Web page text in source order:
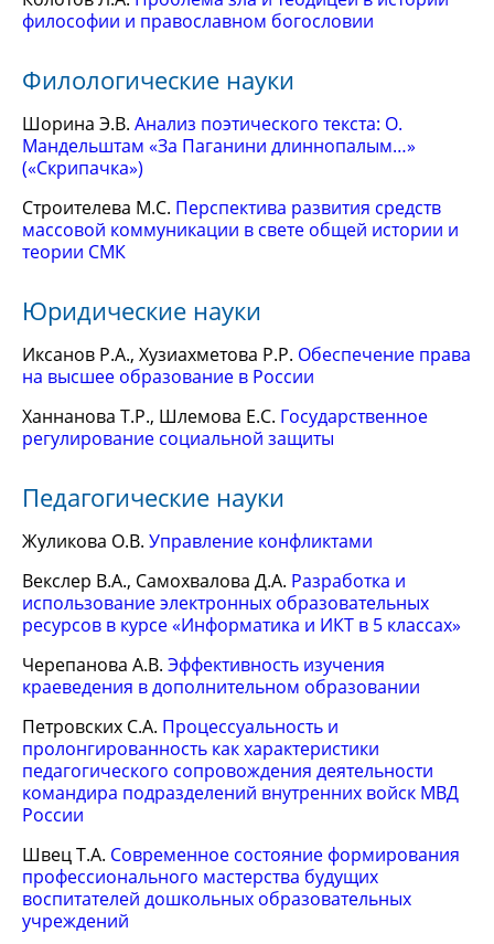
философии и православном богословии
Филологические науки
Шорина Э.В. Анализ поэтического текста: О.
Мандельштам «За Паганини длиннопалым…»
(«Скрипачка»)
Строителева М.С. Перспектива развития средств
массовой коммуникации в свете общей истории и
теории СМК
Юридические науки
Иксанов Р.А., Хузиахметова Р.Р. Обеспечение права
на высшее образование в России
Ханнанова Т.Р., Шлемова Е.С. Государственное
регулирование социальной защиты
Педагогические науки
Жуликова О.В. Управление конфликтами
Векслер В.А., Самохвалова Д.А. Разработка и
использование электронных образовательных
ресурсов в курсе «Информатика и ИКТ в 5 классах»
Черепанова А.В. Эффективность изучения
краеведения в дополнительном образовании
Петровских С.А. Процессуальность и
пролонгированность как характеристики
педагогического сопровождения деятельности
командира подразделений внутренних войск МВД
России
Швец Т.А. Современное состояние формирования
профессионального мастерства будущих
воспитателей дошкольных образовательных
учреждений